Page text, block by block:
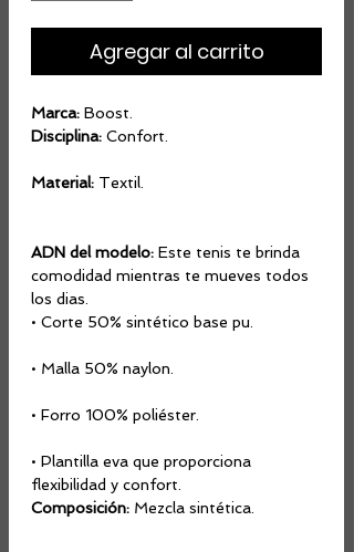
Agregar al carrito
Marca: Boost.
Disciplina: Confort.
Material: Textil.
ADN del modelo: Este tenis te brinda
comodidad mientras te mueves todos
los dias.
• Corte 50% sintético base pu.
• Malla 50% naylon.
• Forro 100% poliéster.
• Plantilla eva que proporciona
flexibilidad y confort.
Composición: Mezcla sintética.